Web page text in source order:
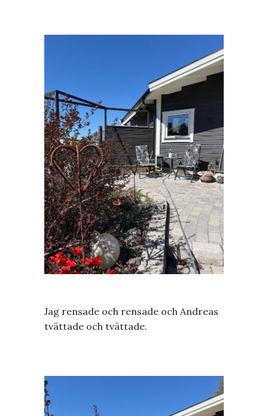
Jag rensade och rensade och Andreas
tvättade och tvättade.